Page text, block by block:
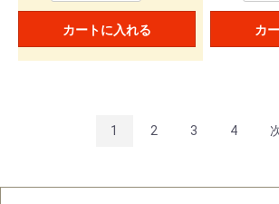
カートに入れる カ
1 2 3 4